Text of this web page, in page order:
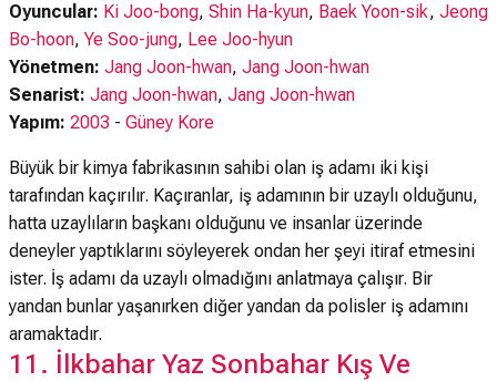
Oyuncular: Ki Joo-bong, Shin Ha-kyun, Baek Yoon-sik, Jeong
Bo-hoon, Ye Soo-jung, Lee Joo-hyun
Yönetmen: Jang Joon-hwan, Jang Joon-hwan
Senarist: Jang Joon-hwan, Jang Joon-hwan
Yapım: 2003 - Güney Kore
Büyük bir kimya fabrikasının sahibi olan iş adamı iki kişi
tarafından kaçırılır. Kaçıranlar, iş adamının bir uzaylı olduğunu,
hatta uzaylıların başkanı olduğunu ve insanlar üzerinde
deneyler yaptıklarını söyleyerek ondan her şeyi itiraf etmesini
ister. İş adamı da uzaylı olmadığını anlatmaya çalışır. Bir
yandan bunlar yaşanırken diğer yandan da polisler iş adamını
aramaktadır.
11. İlkbahar Yaz Sonbahar Kış Ve